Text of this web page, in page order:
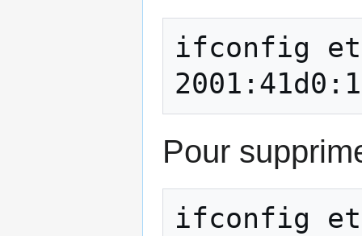
ifconfig
Pour
ifconfig